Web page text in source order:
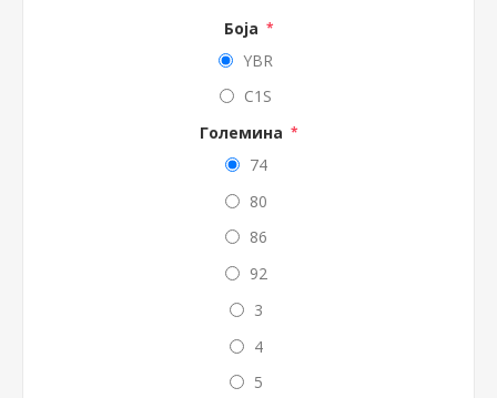
Боја *
YBR
C1S
Големина *
74
80
86
92
3
4
5